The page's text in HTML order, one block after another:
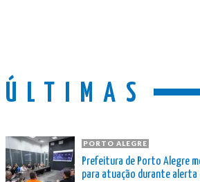
ÚLTIMAS
PORTO ALEGRE
Prefeitura de Porto Alegre
para atuação durante alerta